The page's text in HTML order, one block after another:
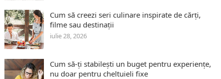
Cum să creezi seri culinare inspirate de cărți,
filme sau destinații
iulie 28, 2026
Cum să-ți stabilești un buget pentru experiențe,
nu doar pentru cheltuieli fixe